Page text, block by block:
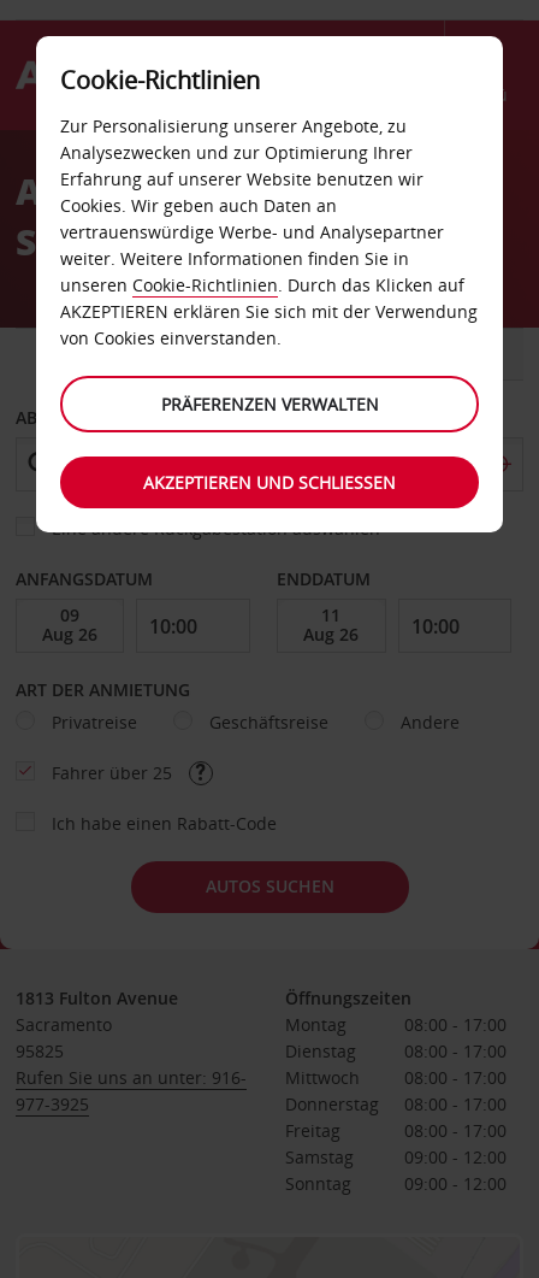
Menü
AvisAutovermietung
Sacramento
ABHOLEN VON
Eine andere Rückgabestation auswählen
ANFANGSDATUM ENDDATUM
ART DER ANMIETUNG
Privatreise
Geschäftsreise Andere
Fahrer über 25
Ich habe einen Rabatt-Code
AUTOS SUCHEN
1813 Fulton Avenue
Sacramento
95825
Rufen Sie uns an unter: 916-
977-3925
Öffnungszeiten
Montag
08:00 - 17:00
Dienstag
08:00 - 17:00
Mittwoch
08:00 - 17:00
Donnerstag
08:00 - 17:00
Freitag
08:00 - 17:00
Samstag
09:00 - 12:00
Sonntag
09:00 - 12:00
Cookie-Richtlinien
Zur Personalisierung unserer Angebote, zu
Analysezwecken und zur Optimierung Ihrer
Erfahrung auf unserer Website benutzen wir
Cookies. Wir geben auch Daten an
vertrauenswürdige Werbe- und Analysepartner
weiter. Weitere Informationen finden Sie in
unseren Cookie-Richtlinien. Durch das Klicken auf
AKZEPTIEREN erklären Sie sich mit der Verwendung
von Cookies einverstanden.
PRÄFERENZEN VERWALTEN
AKZEPTIEREN UND SCHLIESSEN